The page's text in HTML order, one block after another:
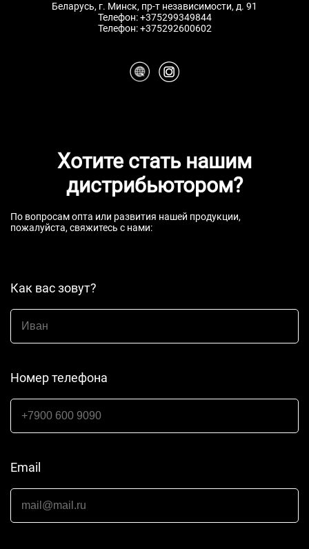
Беларусь, г. Минск, пр-т независимости, д. 91
Телефон:+375299349844
Телефон:+375292600602
Хотите стать нашим
дистрибьютором?
По вопросам опта или развития нашей продукции,
пожалуйста, свяжитесь с нами:
Как вас зовут?
Номер телефона
Email